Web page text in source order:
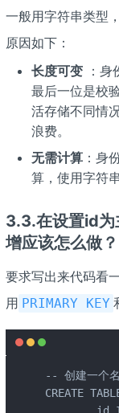
一般用字符串类型，
原因如下：
长度可变：身
最后一位是校
活存储不同情
浪费。
无需计算：身
算，使用字符
3.3.在设置id为
增应该怎么做？
要求写出来代码看一
用 PRIMARY KEY
-- 创建一个
CREATE